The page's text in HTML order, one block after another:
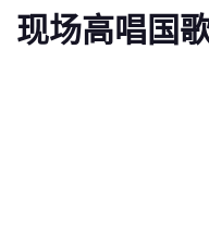
现场高唱国